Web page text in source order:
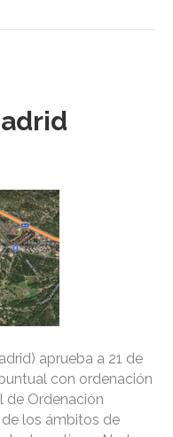
aprueba a 21 de
con ordenación
de Ordenación
los ámbitos de